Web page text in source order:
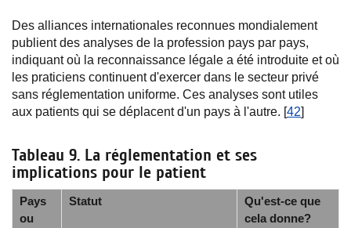
Des alliances internationales reconnues mondialement
publient des analyses de la profession pays par pays,
indiquant où la reconnaissance légale a été introduite et où
les praticiens continuent d'exercer dans le secteur privé
sans réglementation uniforme. Ces analyses sont utiles
aux patients qui se déplacent d'un pays à l'autre. [42]
Tableau 9. La réglementation et ses
implications pour le patient
Pays
ou
Statut
Qu'est-ce que
cela donne?